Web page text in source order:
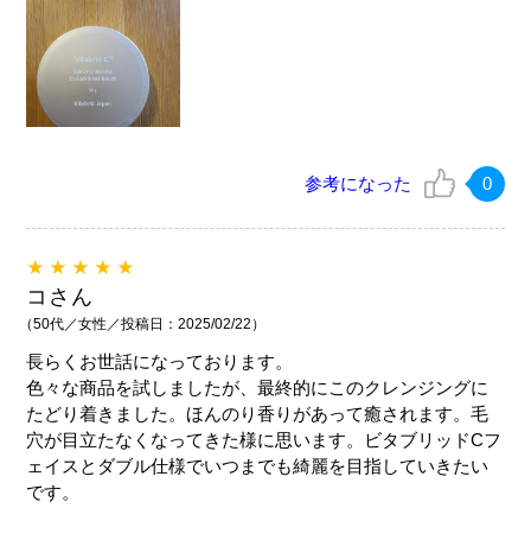
参考になった 0
★★★★★
コさん
（50代／女性／投稿日：2025/02/22）
長らくお世話になっております。
色々な商品を試しましたが、最終的にこのクレンジングに
たどり着きました。ほんのり香りがあって癒されます。毛
穴が目立たなくなってきた様に思います。ビタブリッドCフ
ェイスとダブル仕様でいつまでも綺麗を目指していきたい
です。